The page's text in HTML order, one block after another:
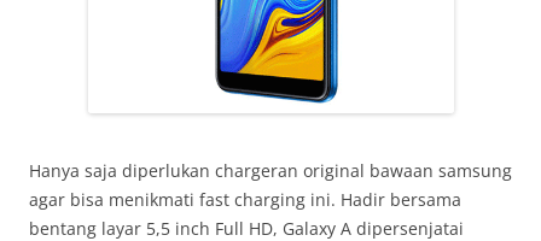
Hanya saja diperlukan chargeran original bawaan samsung
agar bisa menikmati fast charging ini. Hadir bersama
bentang layar 5,5 inch Full HD, Galaxy A dipersenjatai